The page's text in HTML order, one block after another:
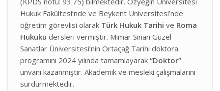
Hukuk Fakültesi’nde ve Beykent Üniversitesi’nde
öğretim görevlisi olarak Türk Hukuk Tarihi ve Roma
Hukuku dersleri vermiştir. Mimar Sinan Güzel
Sanatlar Üniversitesi’nin Ortaçağ Tarihi doktora
programını 2024 yılında tamamlayarak “Doktor”
unvanı kazanmıştır. Akademik ve mesleki çalışmalarını
sürdürmektedir.